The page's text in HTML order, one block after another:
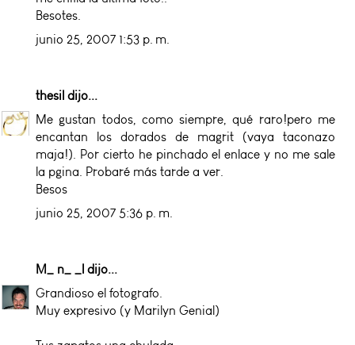
Besotes.
junio 25, 2007 1:53 p. m.
thesil dijo...
Me gustan todos, como siempre, qué raro!pero me
encantan los dorados de magrit (vaya taconazo
maja!). Por cierto he pinchado el enlace y no me sale
la pgina. Probaré más tarde a ver.
Besos
junio 25, 2007 5:36 p. m.
M_ n_ _l dijo...
Grandioso el fotografo.
Muy expresivo (y Marilyn Genial)